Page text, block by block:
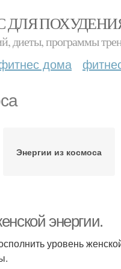
ДЛЯ
диеты, программы
дома
Энергии из космоса
энергии.
уровень